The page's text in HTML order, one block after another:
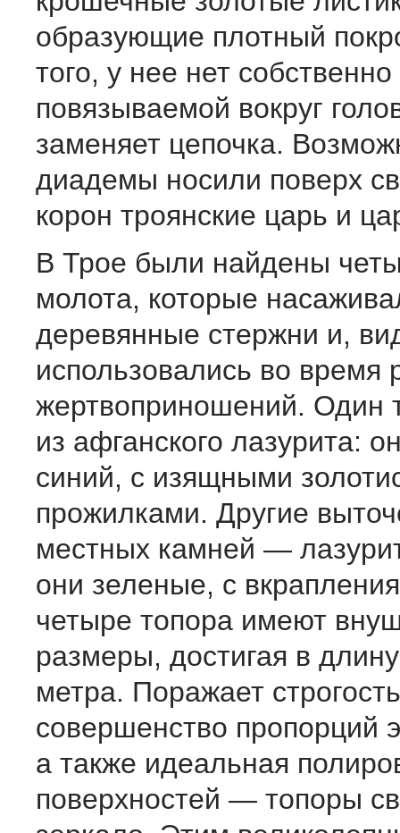
образующие плотный
того, у нее нет
повязываемой вокруг
заменяет цепочка.
диадемы носили поверх
корон троянские царь и
В Трое были найдены
молота, которые
деревянные стержни и,
использовались во время
жертвоприношений. Один
из афганского лазурита:
синий, с изящными
прожилками. Другие
местных камней —
они зеленые, с
четыре топора имеют
размеры, достигая в
метра. Поражает
совершенство пропорций
а также идеальная
поверхностей — топоры